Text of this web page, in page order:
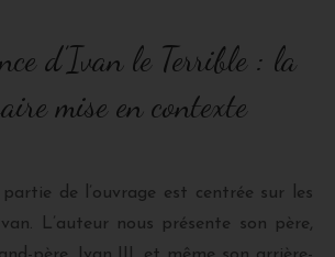
d’Ivan le Terrible : la
mise en contexte
de l’ouvrage est centrée sur les
L’auteur nous présente son père,